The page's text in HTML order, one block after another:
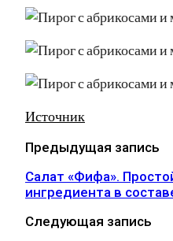
Источник
Предыдущая запись
Салат «Фифа».
ингредиента в
Следующая запись